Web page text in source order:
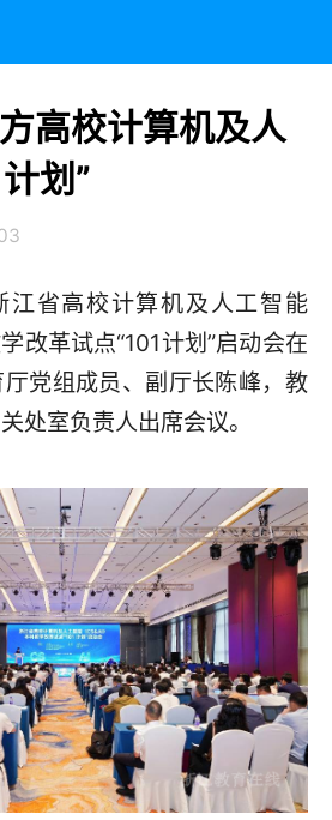
高校计算机及人
划”
江省高校计算机及人工智能
改革试点“101计划”启动会在
党组成员、副厅长陈峰，教
处室负责人出席会议。